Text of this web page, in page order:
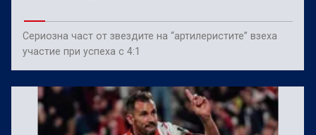
Сериозна част от звездите на “артилеристите” взеха
участие при успеха с 4:1